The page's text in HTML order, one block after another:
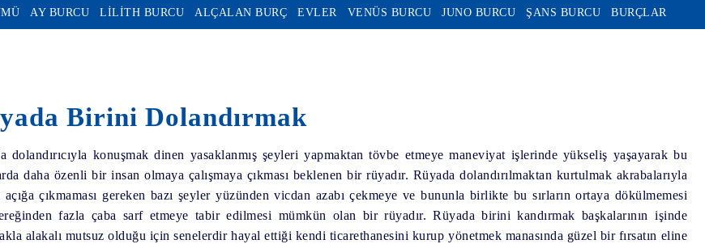
AY BURCU LİLİTH BURCU ALÇALAN BURÇ EVLER VENÜS BURCU JUNO BURCU ŞANS BURCU BURÇLAR
Birini Dolandırmak
dolandırıcıyla konuşmak dinen yasaklanmış şeyleri yapmaktan tövbe etmeye maneviyat işlerinde yükseliş yaşayarak bu
daha özenli bir insan olmaya çalışmaya çıkması beklenen bir rüyadır. Rüyada dolandırılmaktan kurtulmak akrabalarıyla
açığa çıkmaması gereken bazı şeyler yüzünden vicdan azabı çekmeye ve bununla birlikte bu sırların ortaya dökülmemesi
fazla çaba sarf etmeye tabir edilmesi mümkün olan bir rüyadır.Rüyada birini kandırmak başkalarının işinde
alakalı mutsuz olduğu için senelerdir hayal ettiği kendi ticarethanesini kurup yönetmek manasında güzel bir fırsatın eline